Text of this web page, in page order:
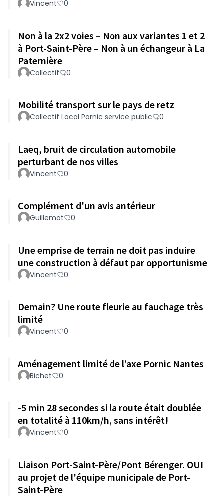
Vincent 0
Non à la 2x2 voies – Non aux variantes 1 et 2
à Port-Saint-Père – Non à un échangeur à La
Paternière
Collectif 0
Mobilité transport sur le pays de retz
Collectif Local Pornic service public 0
Laeq, bruit de circulation automobile
perturbant de nos villes
Vincent 0
Complément d'un avis antérieur
Guillemot 0
Une emprise de terrain ne doit pas induire
une construction à défaut par opportunisme
Vincent 0
Demain? Une route fleurie au fauchage très
limité
Vincent 0
Aménagement limité de l’axe Pornic Nantes
Bichet 0
-5 min 28 secondes si la route était doublée
en totalité à 110km/h, sans intérêt!
Vincent 0
Liaison Port-Saint-Père/Pont Bérenger. OUI
au projet de l'équipe municipale de Port-
Saint-Père